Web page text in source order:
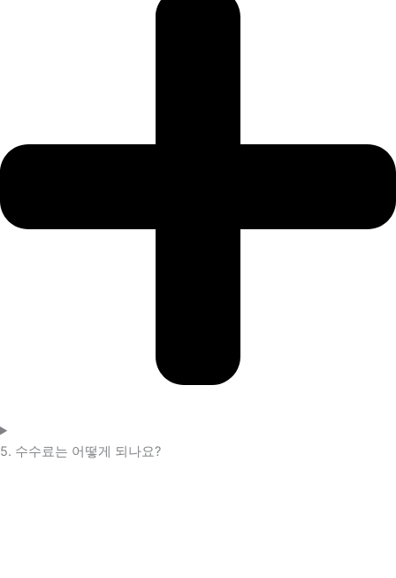
5. 수수료는 어떻게 되나요?